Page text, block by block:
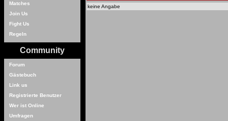
Matches
Join Us
Fight Us
Regeln
Community
Forum
Gästebuch
Link us
Registrierte Benutzer
Wer ist Online
Umfragen
keine Angabe